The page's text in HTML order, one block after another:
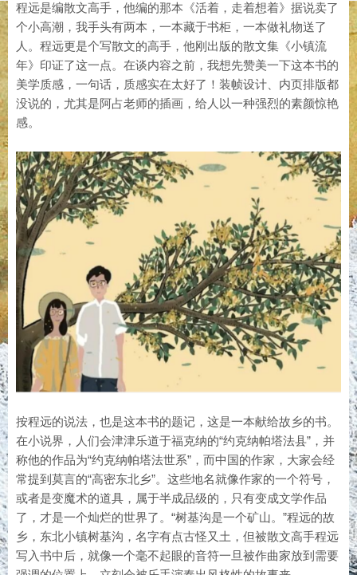
程远是编散文高手，他编的那本《活着，走着想着》据说卖了
个小高潮，我手头有两本，一本藏于书柜，一本做礼物送了
人。程远更是个写散文的高手，他刚出版的散文集《小镇流
年》印证了这一点。在谈内容之前，我想先赞美一下这本书的
美学质感，一句话，质感实在太好了！装帧设计、内页排版都
没说的，尤其是阿占老师的插画，给人以一种强烈的素颜惊艳
感。
按程远的说法，也是这本书的题记，这是一本献给故乡的书。
在小说界，人们会津津乐道于福克纳的“约克纳帕塔法县”，并
称他的作品为“约克纳帕塔法世系”，而中国的作家，大家会经
常提到莫言的“高密东北乡”。这些地名就像作家的一个符号，
或者是变魔术的道具，属于半成品级的，只有变成文学作品
了，才是一个灿烂的世界了。“树基沟是一个矿山。”程远的故
乡，东北小镇树基沟，名字有点古怪又土，但被散文高手程远
写入书中后，就像一个毫不起眼的音符一旦被作曲家放到需要